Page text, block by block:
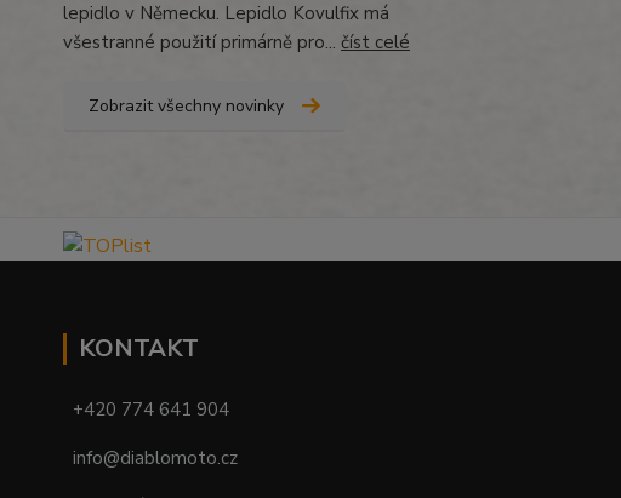
lepidlo v Německu. Lepidlo Kovulfix má
všestranné použití primárně pro... číst celé
Zobrazit všechny novinky
KONTAKT
+420 774 641 904
info@diablomoto.cz